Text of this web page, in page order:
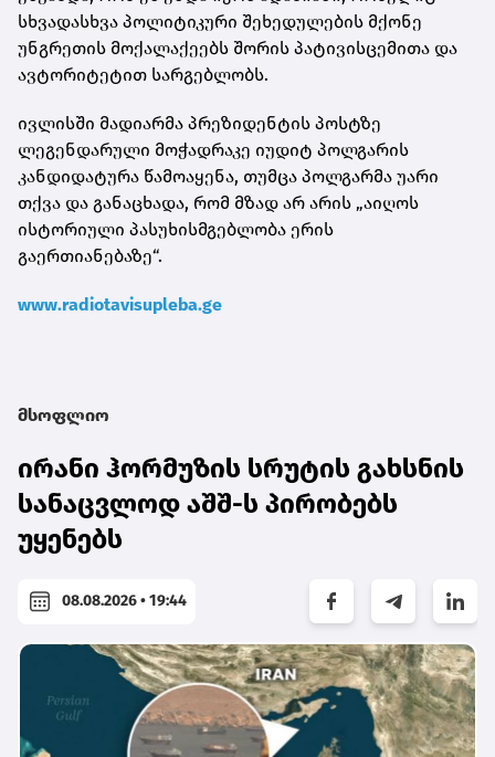
სხვადასხვა პოლიტიკური შეხედულების მქონე
უნგრეთის მოქალაქეებს შორის პატივისცემითა და
ავტორიტეტით სარგებლობს.
ივლისში მადიარმა პრეზიდენტის პოსტზე
ლეგენდარული მოჭადრაკე იუდიტ პოლგარის
კანდიდატურა წამოაყენა, თუმცა პოლგარმა უარი
თქვა და განაცხადა, რომ მზად არ არის „აიღოს
ისტორიული პასუხისმგებლობა ერის
გაერთიანებაზე“.
www.radiotavisupleba.ge
მსოფლიო
ირანი ჰორმუზის სრუტის გახსნის
სანაცვლოდ აშშ-ს პირობებს
უყენებს
08.08.2026 • 19:44